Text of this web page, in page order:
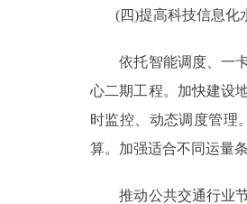
(四)提高科技信息化
依托智能调度、一卡
心二期工程。加快建设
时监控、动态调度管理
算。加强适合不同运量
推动公共交通行业节